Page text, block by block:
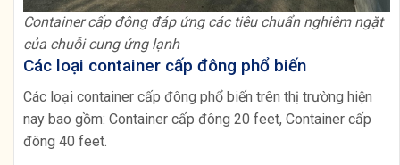
Container cấp đông đáp ứng các tiêu chuẩn nghiêm ngặt
của chuỗi cung ứng lạnh
Các loại container cấp đông phổ biến
Các loại container cấp đông phổ biến trên thị trường hiện
nay bao gồm: Container cấp đông 20 feet, Container cấp
đông 40 feet.